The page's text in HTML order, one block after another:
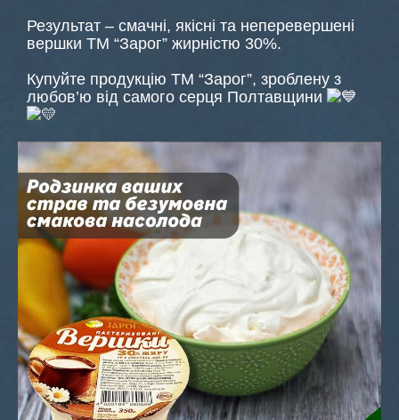
Результат – смачні, якісні та неперевершені
вершки ТМ “Зарог” жирністю 30%.
Купуйте продукцію ТМ “Зарог”, зроблену з
любов’ю від самого серця Полтавщини